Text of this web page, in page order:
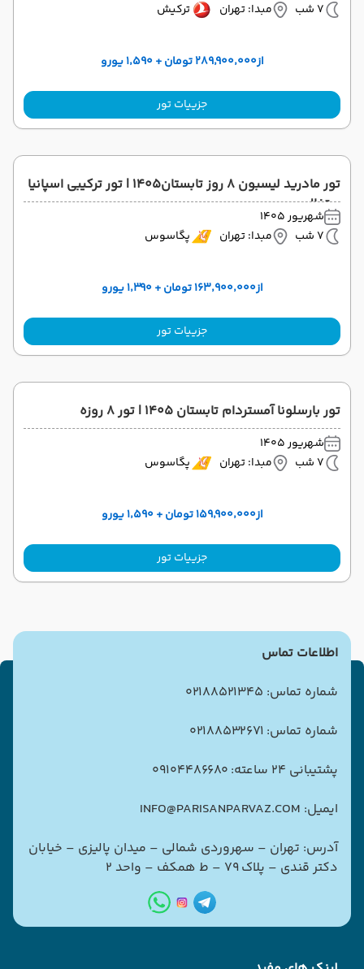
7 شب
مبدا: تهران ترکیش
از۲۸۹٬۹۰۰٬۰۰۰ تومان + ۱٬۵۹۰ یورو
جزییات تور
تور مادرید لیسبون ۸ روز تابستان۱۴۰۵ | تور ترکیبی اسپانیا
پرتغال
شهریور 1405
7 شب
مبدا: تهران پگاسوس
از۱۶۳٬۹۰۰٬۰۰۰ تومان + ۱٬۳۹۰ یورو
جزییات تور
تور بارسلونا آمستردام تابستان ۱۴۰۵ | تور ۸ روزه
شهریور 1405
7 شب
مبدا: تهران پگاسوس
از۱۵۹٬۹۰۰٬۰۰۰ تومان + ۱٬۵۹۰ یورو
جزییات تور
اطلاعات تماس
شماره تماس: 02188521345
شماره تماس: 02188532671
پشتیبانی 24 ساعته: 09104486680
ایمیل: INFO@PARISANPARVAZ.COM
آدرس: تهران – سهروردی شمالی – میدان پالیزی – خیابان
دکتر قندی – پلاک ۷۹ – ط همکف – واحد ۲